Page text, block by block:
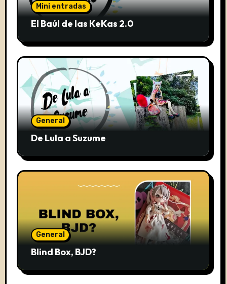
Mini entradas
El Baúl de las KeKas 2.0
General
De Lula a Suzume
General
Blind Box, BJD?